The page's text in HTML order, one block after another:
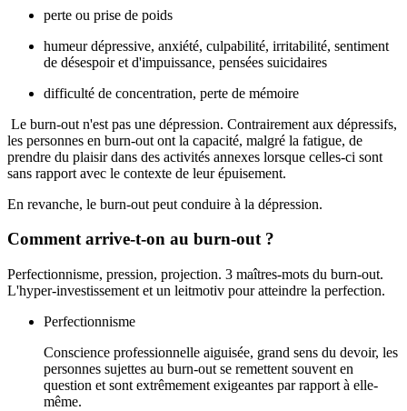
perte ou prise de poids
humeur dépressive, anxiété, culpabilité, irritabilité, sentiment
de désespoir et d'impuissance, pensées suicidaires
difficulté de concentration, perte de mémoire
Le burn-out n'est pas une dépression. Contrairement aux dépressifs,
les personnes en burn-out ont la capacité, malgré la fatigue, de
prendre du plaisir dans des activités annexes lorsque celles-ci sont
sans rapport avec le contexte de leur épuisement.
En revanche, le burn-out peut conduire à la dépression.
Comment arrive-t-on au burn-out ?
Perfectionnisme, pression, projection. 3 maîtres-mots du burn-out.
L'hyper-investissement et un leitmotiv pour atteindre la perfection.
Perfectionnisme
Conscience professionnelle aiguisée, grand sens du devoir, les
personnes sujettes au burn-out se remettent souvent en
question et sont extrêmement exigeantes par rapport à elle-
même.